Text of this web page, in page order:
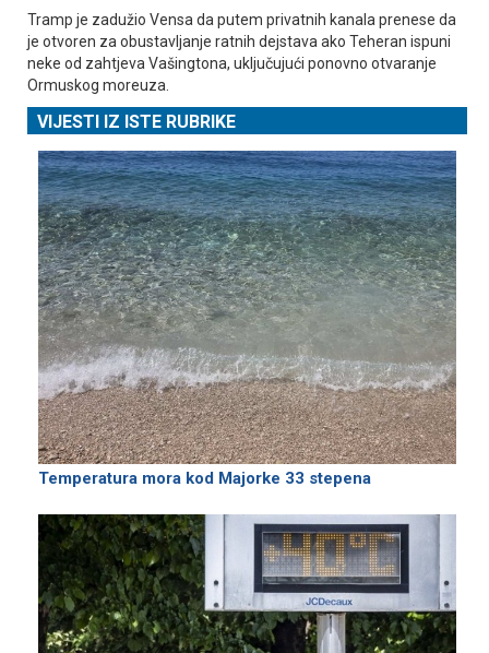
Tramp je zadužio Vensa da putem privatnih kanala prenese da
je otvoren za obustavljanje ratnih dejstava ako Teheran ispuni
neke od zahtjeva Vašingtona, uključujući ponovno otvaranje
Ormuskog moreuza.
VIJESTI IZ ISTE RUBRIKE
Temperatura mora kod Majorke 33 stepena